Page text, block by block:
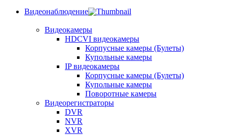
Видеонаблюдение
Видеокамеры
HDCVI видеокамеры
Корпусные камеры (Булеты)
Купольные камеры
IP видеокамеры
Корпусные камеры (Булеты)
Купольные камеры
Поворотные камеры
Видеорегистраторы
DVR
NVR
XVR